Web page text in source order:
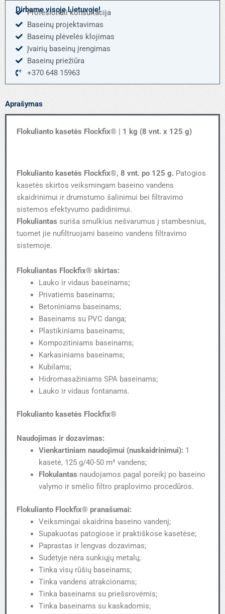
kg
Dirbame visoje Lietuvoje!
Profesionali konsultacija
Baseinų projektavimas
Baseinų plėvelės klojimas
Įvairių baseinų įrengimas
Baseinų priežiūra
+370 648 15963
Aprašymas
Flokulianto kasetės Flockfix® | 1 kg (8 vnt. x 125 g)
Flokulianto kasetės Flockfix®, 8 vnt. po 125 g. Patogios
kasetės skirtos veiksmingam baseino vandens
skaidrinimui ir drumstumo šalinimui bei filtravimo
sistemos efektyvumo padidinimui.
Flokuliantas suriša smulkius nešvarumus į stambesnius,
tuomet jie nufiltruojami baseino vandens filtravimo
sistemoje.
Flokuliantas Flockfix® skirtas:
Lauko ir vidaus baseinams;
Privatiems baseinams;
Betoniniams baseinams;
Baseinams su PVC danga;
Plastikiniams baseinams;
Kompozitiniams baseinams;
Karkasiniams baseinams;
Kubilams;
Hidromasažiniams SPA baseinams;
Lauko ir vidaus fontanams.
Flokulianto kasetės Flockfix®
Naudojimas ir dozavimas:
Vienkartiniam naudojimui (nuskaidrinimui): 1
kasetė, 125 g/40-50 m³ vandens;
Flokulantas naudojamos pagal poreikį po baseino
valymo ir smėlio filtro praplovimo procedūros.
Flokulianto Flockfix® pranašumai:
Veiksmingai skaidrina baseino vandenį;
Supakuotas patogiose ir praktiškose kasetėse;
Paprastas ir lengvas dozavimas;
Sudėtyje nėra sunkiųjų metalų;
Tinka visų rūšių baseinams;
Tinka vandens atrakcionams;
Tinka baseinams su priešsrovėmis;
Tinka baseinams su kaskadomis;